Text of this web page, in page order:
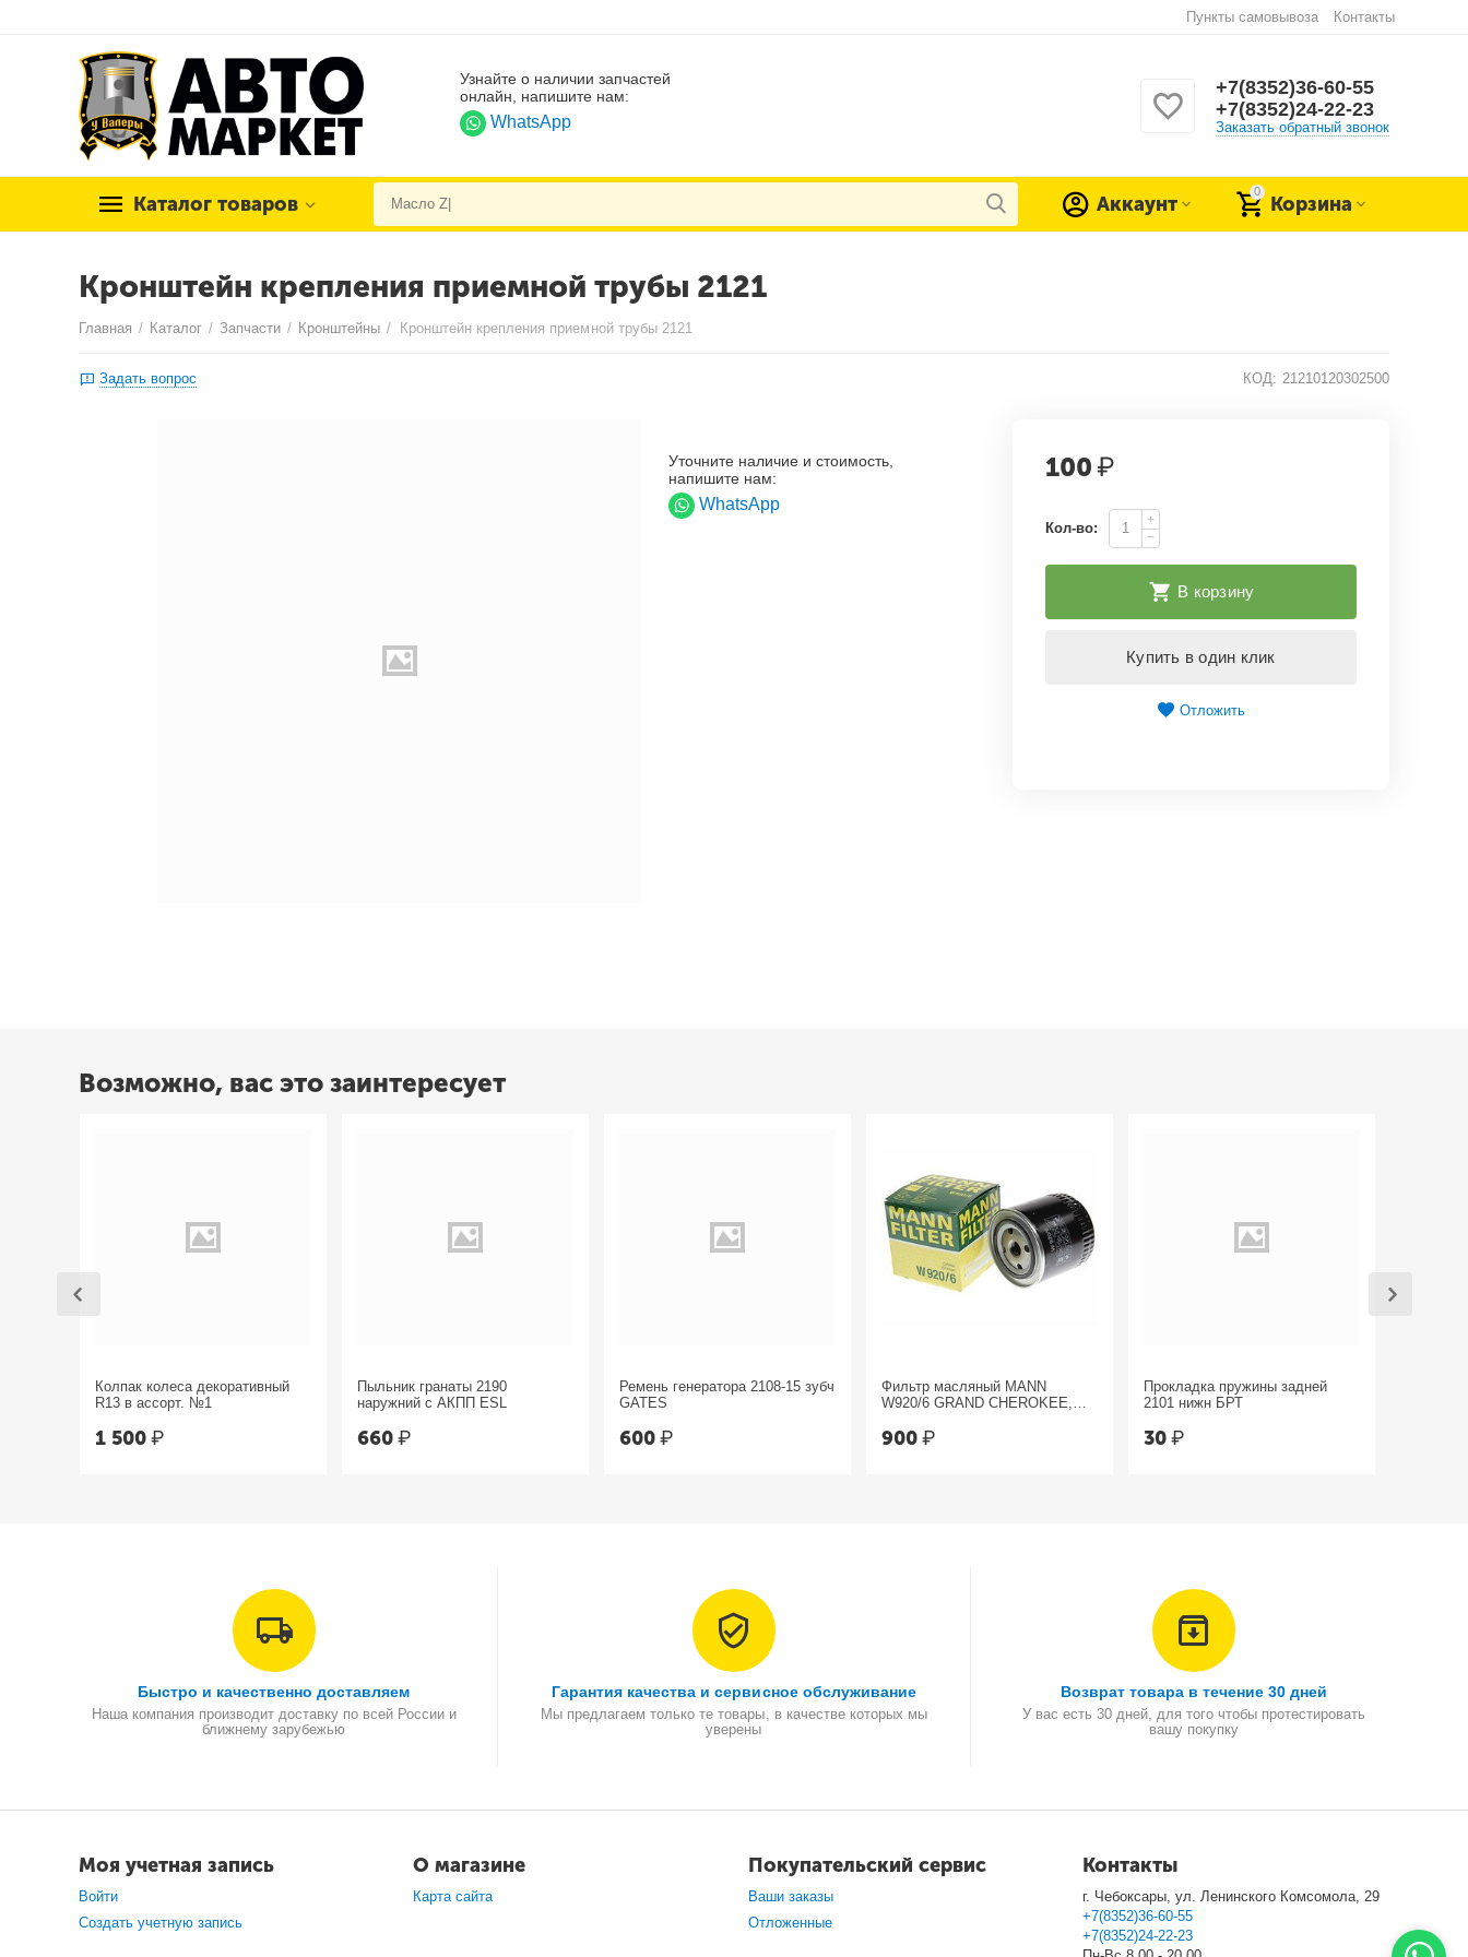
Пункты самовывоза Контакты
Узнайте о наличии запчастей
онлайн, напишите нам:
WhatsApp
+7(8352)36-60-55
+7(8352)24-22-23
Заказать обратный звонок
Каталог товаров
0
Корзина
Аккаунт
Кронштейн крепления приемной трубы 2121
Главная / Каталог / Запчасти / Кронштейны / Кронштейн крепления приемной трубы 2121
Задать вопрос КОД: 21210120302500
Уточните наличие и стоимость,
напишите нам:
WhatsApp
100₽
Кол-во:
+
−
В корзину
Купить в один клик
Отложить
Возможно, вас это заинтересует
Колпак колеса декоративный
R13 в ассорт. №1
1 500₽
Пыльник гранаты 2190
наружний с АКПП ESL
660₽
Ремень генератора 2108-15 зубч
GATES
600₽
Фильтр масляный MANN
W920/6 GRAND CHEROKEE,
900₽
Прокладка пружины задней
2101 нижн БРТ
30₽
Быстро и качественно доставляем
Наша компания производит доставку по всей России и
ближнему зарубежью
Гарантия качества и сервисное обслуживание
Мы предлагаем только те товары, в качестве которых мы
уверены
Возврат товара в течение 30 дней
У вас есть 30 дней, для того чтобы протестировать
вашу покупку
Моя учетная запись
Войти
Создать учетную запись
О магазине
Карта сайта
Покупательский сервис
Ваши заказы
Отложенные
Контакты
г. Чебоксары, ул. Ленинского Комсомола, 29
+7(8352)36-60-55
+7(8352)24-22-23